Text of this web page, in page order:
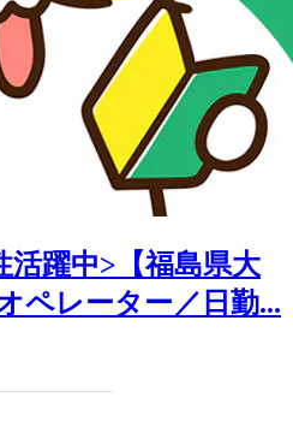
活躍中>【福島県大
ペレーター／日勤...